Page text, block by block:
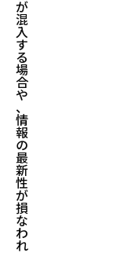
が
混
入
す
る
場
合
や
、
情
報
の
最
新
性
が
損
な
わ
れ